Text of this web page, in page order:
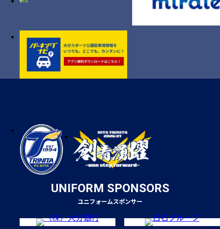
ユニフォームスポンサー
UNIFORM SPONSORS